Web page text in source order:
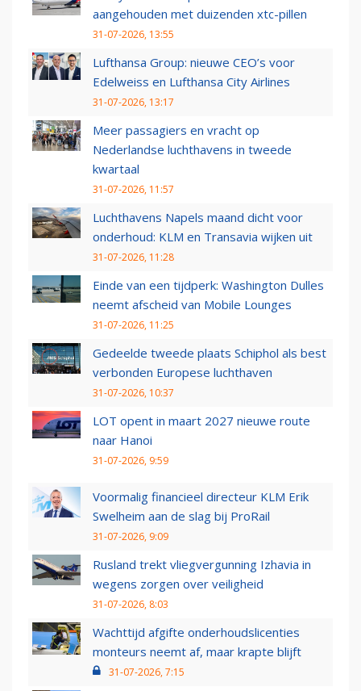
aangehouden met duizenden xtc-pillen
31-07-2026, 13:55
Lufthansa Group: nieuwe CEO’s voor
Edelweiss en Lufthansa City Airlines
31-07-2026, 13:17
Meer passagiers en vracht op
Nederlandse luchthavens in tweede
kwartaal
31-07-2026, 11:57
Luchthavens Napels maand dicht voor
onderhoud: KLM en Transavia wijken uit
31-07-2026, 11:28
Einde van een tijdperk: Washington Dulles
neemt afscheid van Mobile Lounges
31-07-2026, 11:25
Gedeelde tweede plaats Schiphol als best
verbonden Europese luchthaven
31-07-2026, 10:37
LOT opent in maart 2027 nieuwe route
naar Hanoi
31-07-2026, 9:59
Voormalig financieel directeur KLM Erik
Swelheim aan de slag bij ProRail
31-07-2026, 9:09
Rusland trekt vliegvergunning Izhavia in
wegens zorgen over veiligheid
31-07-2026, 8:03
Wachttijd afgifte onderhoudslicenties
monteurs neemt af, maar krapte blijft
31-07-2026, 7:15